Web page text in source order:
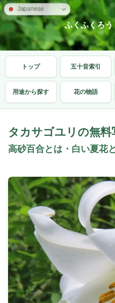
ふくふくろ
トップ 五十音索引
用途から探す 花の物語
タカサゴユリの無料
高砂百合とは・白い夏花
Japanese